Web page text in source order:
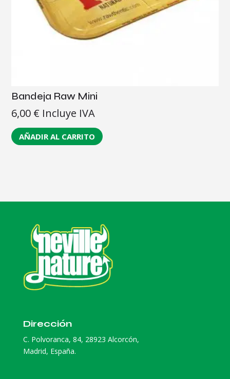
Bandeja Raw Mini
6,00 € Incluye IVA
AÑADIR AL CARRITO
Dirección
C. Polvoranca, 84, 28923 Alcorcón,
Madrid, España.